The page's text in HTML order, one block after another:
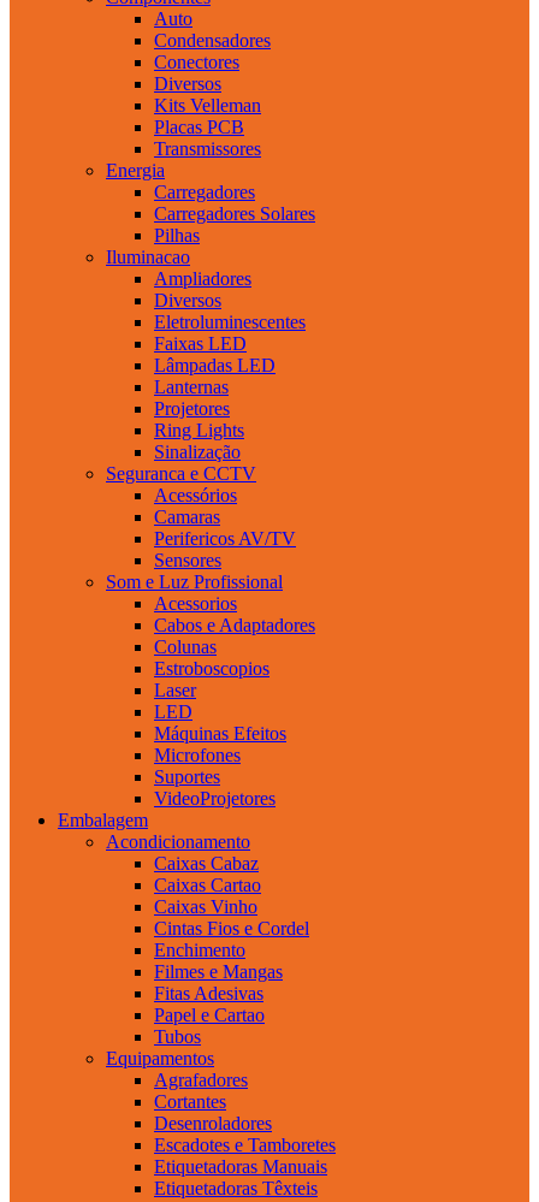
Auto
Condensadores
Conectores
Diversos
Kits Velleman
Placas PCB
Transmissores
Energia
Carregadores
Carregadores Solares
Pilhas
Iluminacao
Ampliadores
Diversos
Eletroluminescentes
Faixas LED
Lâmpadas LED
Lanternas
Projetores
Ring Lights
Sinalização
Seguranca e CCTV
Acessórios
Camaras
Perifericos AV/TV
Sensores
Som e Luz Profissional
Acessorios
Cabos e Adaptadores
Colunas
Estroboscopios
Laser
LED
Máquinas Efeitos
Microfones
Suportes
VideoProjetores
Embalagem
Acondicionamento
Caixas Cabaz
Caixas Cartao
Caixas Vinho
Cintas Fios e Cordel
Enchimento
Filmes e Mangas
Fitas Adesivas
Papel e Cartao
Tubos
Equipamentos
Agrafadores
Cortantes
Desenroladores
Escadotes e Tamboretes
Etiquetadoras Manuais
Etiquetadoras Têxteis